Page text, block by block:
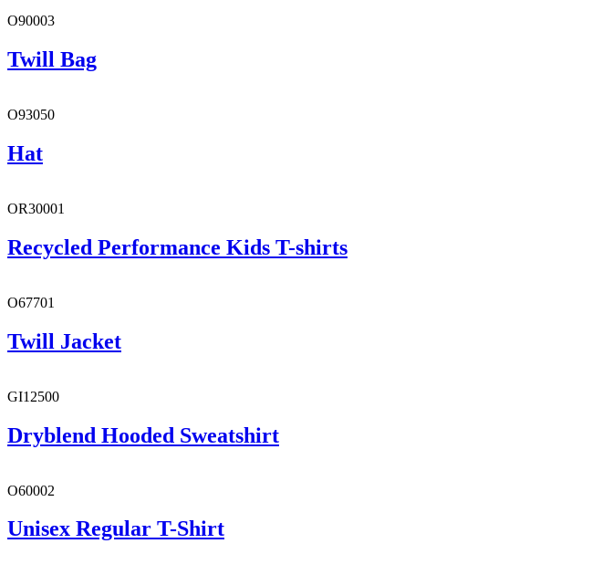
O90003
Twill Bag
O93050
Hat
OR30001
Recycled Performance Kids T-shirts
O67701
Twill Jacket
GI12500
Dryblend Hooded Sweatshirt
O60002
Unisex Regular T-Shirt